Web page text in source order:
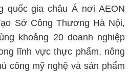
quốc gia châu Á nơi AEON
Sở Công Thương Hà Nội,
khoảng 20 doanh nghiệp
lĩnh vực thực phẩm, nông
công mỹ nghệ và sản phẩm